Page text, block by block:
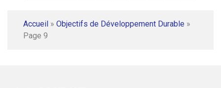
Accueil » Objectifs de Développement Durable »
Page 9